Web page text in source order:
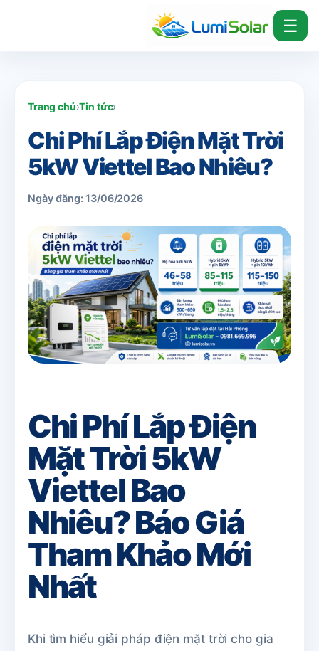
☰
Trang chủ›Tin tức›
Chi Phí Lắp Điện Mặt Trời
5kW Viettel Bao Nhiêu?
Ngày đăng: 13/06/2026
Chi Phí Lắp Điện
Mặt Trời 5kW
Viettel Bao
Nhiêu? Báo Giá
Tham Khảo Mới
Nhất
Khi tìm hiểu giải pháp điện mặt trời cho gia